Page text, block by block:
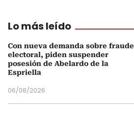
Lo más leído
Con nueva demanda sobre fraude
electoral, piden suspender
posesión de Abelardo de la
Espriella
06/08/2026